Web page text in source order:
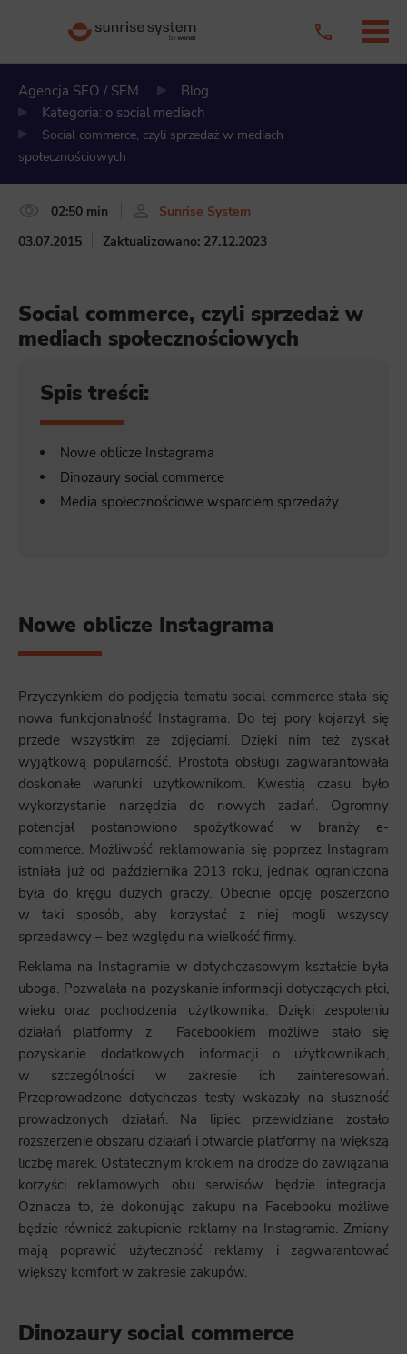
Agencja SEO / SEM
Blog
Kategoria: o social mediach
Social commerce, czyli sprzedaż w mediach
społecznościowych
02:50 min
Sunrise System
03.07.2015
Zaktualizowano: 27.12.2023
Social commerce, czyli sprzedaż w
mediach społecznościowych
Spis treści:
Nowe oblicze Instagrama
Dinozaury social commerce
Media społecznościowe wsparciem sprzedaży
Nowe oblicze Instagrama
Przyczynkiem do podjęcia tematu social commerce stała się
nowa funkcjonalność Instagrama. Do tej pory kojarzył się
przede wszystkim ze zdjęciami. Dzięki nim też zyskał
wyjątkową popularność. Prostota obsługi zagwarantowała
doskonałe warunki użytkownikom. Kwestią czasu było
wykorzystanie narzędzia do nowych zadań. Ogromny
potencjał postanowiono spożytkować w branży e-
commerce. Możliwość reklamowania się poprzez Instagram
istniała już od października 2013 roku, jednak ograniczona
była do kręgu dużych graczy. Obecnie opcję poszerzono
w taki sposób, aby korzystać z niej mogli wszyscy
sprzedawcy – bez względu na wielkość firmy.
Reklama na Instagramie w dotychczasowym kształcie była
uboga. Pozwalała na pozyskanie informacji dotyczących płci,
wieku oraz pochodzenia użytkownika. Dzięki zespoleniu
działań platformy z Facebookiem możliwe stało się
pozyskanie dodatkowych informacji o użytkownikach,
w szczególności w zakresie ich zainteresowań.
Przeprowadzone dotychczas testy wskazały na słuszność
prowadzonych działań. Na lipiec przewidziane zostało
rozszerzenie obszaru działań i otwarcie platformy na większą
liczbę marek. Ostatecznym krokiem na drodze do zawiązania
korzyści reklamowych obu serwisów będzie integracja.
Oznacza to, że dokonując zakupu na Facebooku możliwe
będzie również zakupienie reklamy na Instagramie. Zmiany
mają poprawić użyteczność reklamy i zagwarantować
większy komfort w zakresie zakupów.
Dinozaury social commerce